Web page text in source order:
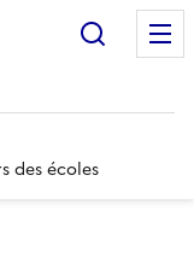
des écoles